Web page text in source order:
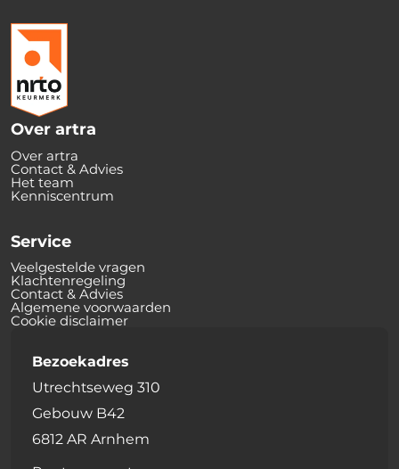
Over artra
Over artra
Contact & Advies
Het team
Kenniscentrum
Service
Veelgestelde vragen
Klachtenregeling
Contact & Advies
Algemene voorwaarden
Cookie disclaimer
Bezoekadres
Utrechtseweg 310
Gebouw B42
6812 AR Arnhem